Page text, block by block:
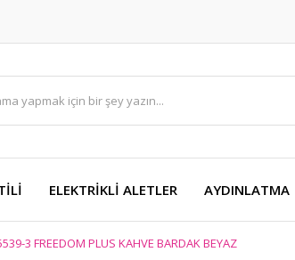
ELEKTRİKLİ ALETLER AYDINLATMA
3 FREEDOM PLUS KAHVE BARDAK BEYAZ